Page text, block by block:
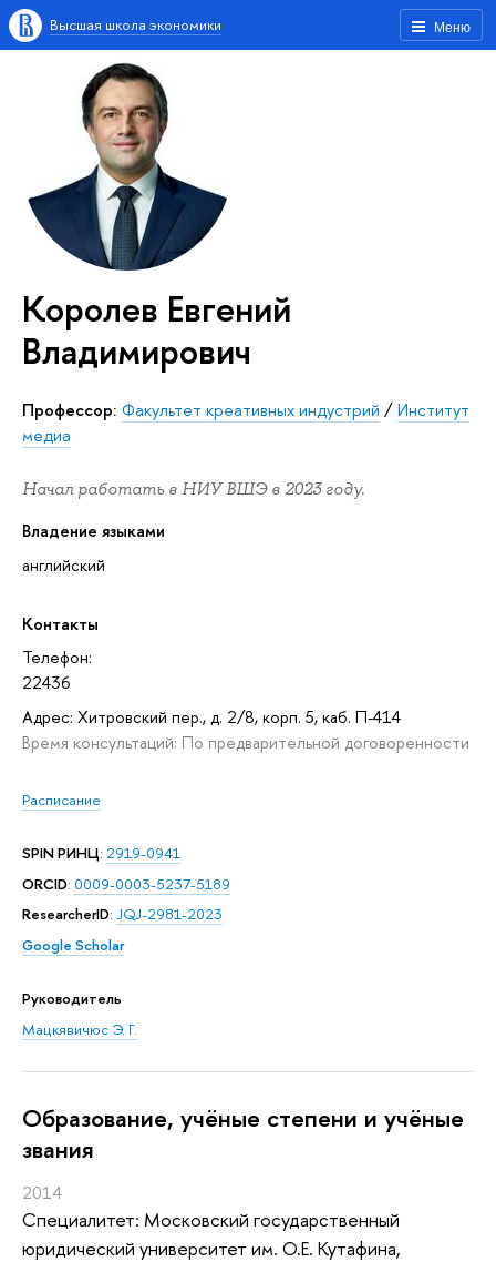
Меню
Высшая школа экономики
Королев Евгений
Владимирович
Профессор: Факультет креативных индустрий /Институт
медиа
Начал работать в НИУ ВШЭ в 2023 году.
Владение языками
английский
Контакты
Телефон:
22436
Адрес: Хитровский пер., д. 2/8, корп. 5, каб. П-414
Время консультаций: По предварительной договоренности
Расписание
SPIN РИНЦ: 2919-0941
ORCID: 0009-0003-5237-5189
ResearcherID: JQJ-2981-2023
Google Scholar
Руководитель
Мацкявичюс Э. Г.
Oбразование, учёные степени и учёные
звания
2014
Специалитет: Московский государственный
юридический университет им. О.Е. Кутафина,